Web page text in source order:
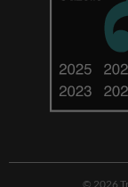
© 2026